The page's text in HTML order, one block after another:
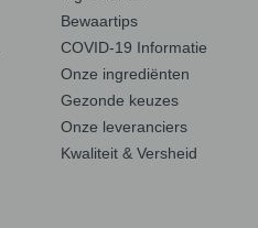
Bewaartips
COVID-19 Informatie
Onze ingrediënten
Gezonde keuzes
Onze leveranciers
Kwaliteit & Versheid